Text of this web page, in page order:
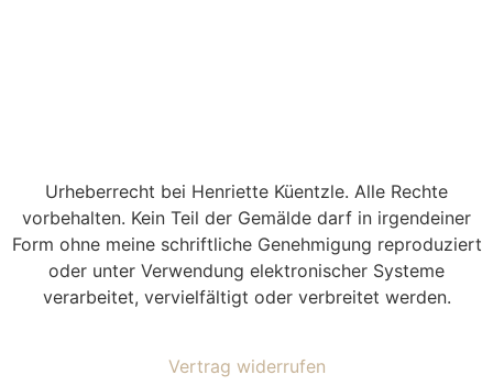
Urheberrecht bei Henriette Küentzle. Alle Rechte
vorbehalten. Kein Teil der Gemälde darf in irgendeiner
Form ohne meine schriftliche Genehmigung reproduziert
oder unter Verwendung elektronischer Systeme
verarbeitet, vervielfältigt oder verbreitet werden.
Vertrag widerrufen